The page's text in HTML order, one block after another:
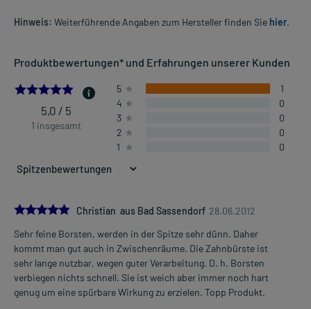
Hinweis: Weiterführende Angaben zum Hersteller finden Sie hier.
Produktbewertungen* und Erfahrungen unserer Kunden
5.0
5,0 / 5
1 insgesamt
5
1
4
0
3
0
2
0
1
0
5.0
Christian aus Bad Sassendorf 28.06.2012
Sehr feine Borsten, werden in der Spitze sehr dünn. Daher
kommt man gut auch in Zwischenräume. Die Zahnbürste ist
sehr lange nutzbar, wegen guter Verarbeitung. D. h. Borsten
verbiegen nichts schnell. Sie ist weich aber immer noch hart
genug um eine spürbare Wirkung zu erzielen. Topp Produkt.